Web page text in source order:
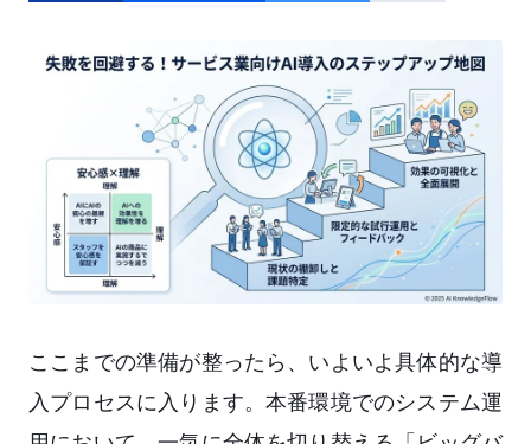
ここまでの準備が整ったら、いよいよ具体的な導
入プロセスに入ります。本番環境でのシステム運